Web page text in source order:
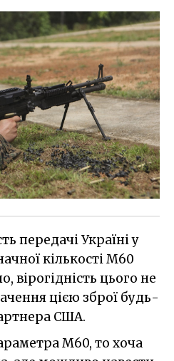
передачі Україні у
кількості M60
вірогідність цього не
цією зброї будь-
США.
M60, то хоча